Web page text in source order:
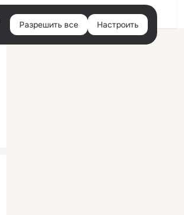
Войти
Разрешить все Настроить